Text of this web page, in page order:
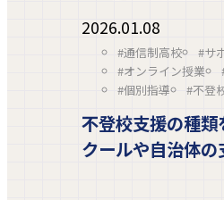
2026.01.08
#通信制高校 #サ
#オンライン授業
#個別指導
#不登
不登校支援の種
クールや自治体の